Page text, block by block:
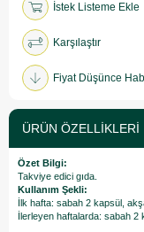
İstek Listeme Ekle
Karşılaştır
Fiyat Düşünce
ÜRÜN ÖZELLIKLERI
Özet Bilgi:
Takviye edici gıda.
Kullanım Şekli:
İlk hafta: sabah 2 kapsül,
İlerleyen haftalarda: sabah 2